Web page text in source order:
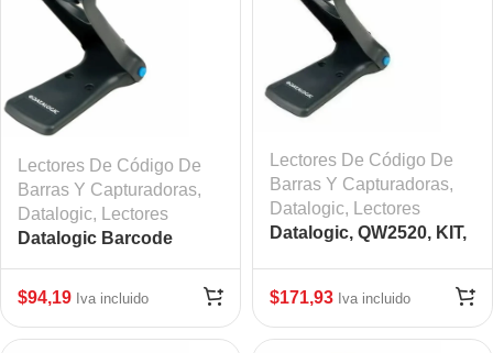
Lectores De Código De
Barras Y Capturadoras,
Datalogic,
Lectores
Datalogic Barcode
QW2120-BKK1S
$94,19 Iva incluido
Lectores De Código De
Barras Y Capturadoras,
Datalogic,
Lectores
Datalogic, QW2520, KIT,
incluye cuna
$171,93 Iva incluido